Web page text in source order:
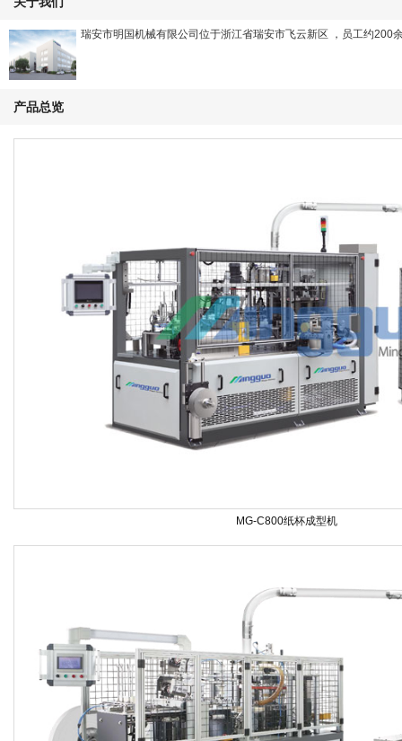
瑞安市明国机械有限公司位于浙江省瑞安市飞云新区 ，员工约200
产品总览
MG-C800纸杯成型机